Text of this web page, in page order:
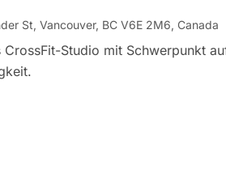
St, Vancouver, BC V6E 2M6, Canada
CrossFit-Studio mit Schwerpunkt